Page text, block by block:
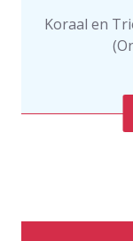
Koraal en